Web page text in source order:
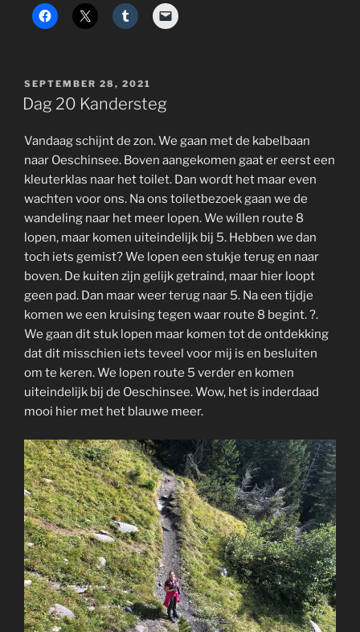
POSTED
ON
SEPTEMBER 28, 2021
Dag 20 Kandersteg
Vandaag schijnt de zon. We gaan met de kabelbaan
naar Oeschinsee. Boven aangekomen gaat er eerst een
kleuterklas naar het toilet. Dan wordt het maar even
wachten voor ons. Na ons toiletbezoek gaan we de
wandeling naar het meer lopen. We willen route 8
lopen, maar komen uiteindelijk bij 5. Hebben we dan
toch iets gemist? We lopen een stukje terug en naar
boven. De kuiten zijn gelijk getraind, maar hier loopt
geen pad. Dan maar weer terug naar 5. Na een tijdje
komen we een kruising tegen waar route 8 begint. ?.
We gaan dit stuk lopen maar komen tot de ontdekking
dat dit misschien iets teveel voor mij is en besluiten
om te keren. We lopen route 5 verder en komen
uiteindelijk bij de Oeschinsee. Wow, het is inderdaad
mooi hier met het blauwe meer.